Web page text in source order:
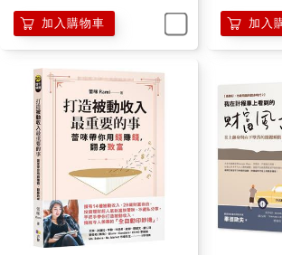
我笑笑虧著這位年輕的運將司機。
「大哥你真幽默，這在台北應該不算什麼吧！
一對夫妻，六十四年次，一個人借了一億，兩
借了兩億。更別說一堆拿現金買房的人，能隨
金的台灣人實在太多了。」
運將大哥在銀行上班，每天看的人也多了。
我淺淺笑著，也不知道該說什麼。
下車時想跟他拿一張名片，他說放後車廂請等
我站在車子旁邊等著，一旁的路燈比較亮，才
上班族的裝扮，白襯衫、西裝褲、皮鞋，沒有
這麼年輕就懂得在台北拚搏，照顧台中的家人
加入購物車 加入